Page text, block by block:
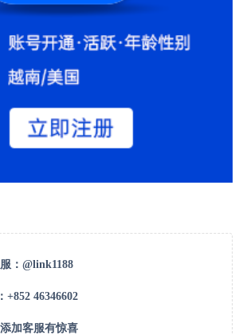
：@link1188
46346602
加客服有惊喜